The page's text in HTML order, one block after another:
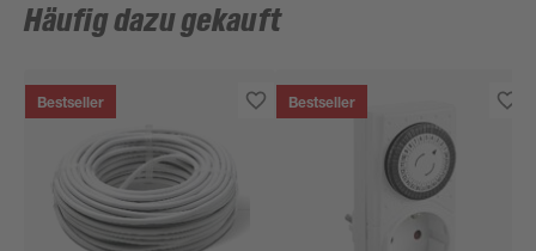
Häufig dazu gekauft
Bestseller Bestseller